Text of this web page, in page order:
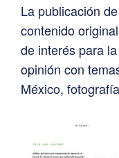
La publicación
contenido
de interés para
opinión con
México,